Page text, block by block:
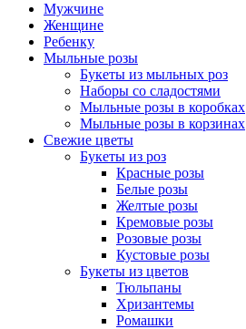
Мужчине
Женщине
Ребенку
Мыльные розы
Букеты из мыльных роз
Наборы со сладостями
Мыльные розы в коробках
Мыльные розы в корзинах
Свежие цветы
Букеты из роз
Красные розы
Белые розы
Желтые розы
Кремовые розы
Розовые розы
Кустовые розы
Букеты из цветов
Тюльпаны
Хризантемы
Ромашки